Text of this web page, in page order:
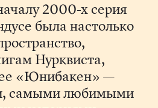
2000-х серия
была настолько
Нурквиста,
«Юнибакен» —
самыми любимыми